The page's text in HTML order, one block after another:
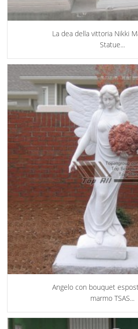
La dea della vittoria Nikki
Statue...
Angelo con bouquet
marmo TSAS...